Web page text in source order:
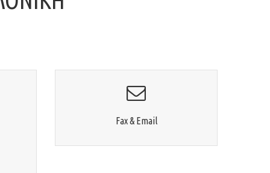
Fax & Email
Fax & Email